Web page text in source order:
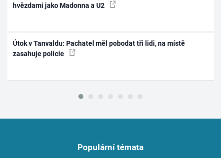
hvězdami jako Madonna a U2
Útok v Tanvaldu: Pachatel měl pobodat tři lidi, na místě
zasahuje policie
Populární témata